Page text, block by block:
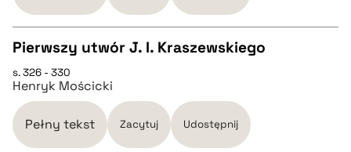
pobierz cytat
CZYSTY TEKST
pobierz cytat
Pierwszy utwór J. I. Kraszewskiego
s. 326 - 330
Henryk Mościcki
Pełny tekst Zacytuj Udostępnij